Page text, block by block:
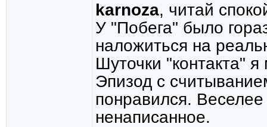
karnoza, читай
У "Побега" было
наложиться на
Шуточки "контакта"
Эпизод с
понравился.
ненаписанное.